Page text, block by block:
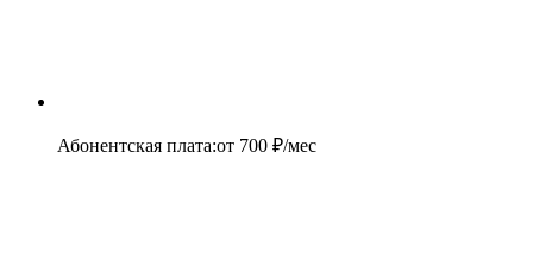
Абонентская плата:от 700 ₽/мес